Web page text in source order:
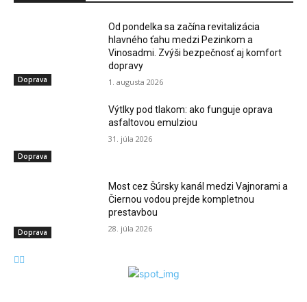
Doprava
Od pondelka sa začína revitalizácia
hlavného ťahu medzi Pezinkom a
Vinosadmi. Zvýši bezpečnosť aj komfort
dopravy
1. augusta 2026
Doprava
Výtlky pod tlakom: ako funguje oprava
asfaltovou emulziou
31. júla 2026
Doprava
Most cez Šúrsky kanál medzi Vajnorami a
Čiernou vodou prejde kompletnou
prestavbou
28. júla 2026